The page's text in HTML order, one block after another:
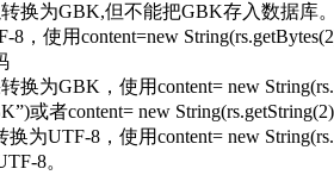
换为GBK,但不能把GBK存入数据库。
，使用content=new
换为GBK，使用content= new
或者content= new
UTF-8，使用content= new
8。